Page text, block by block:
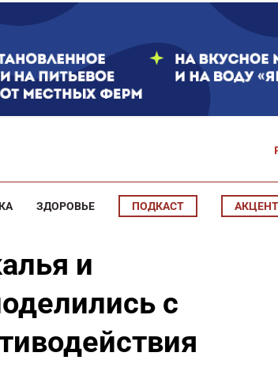
ЗДОРОВЬЕ ПОДКАСТ АКЦЕНТ
и
с